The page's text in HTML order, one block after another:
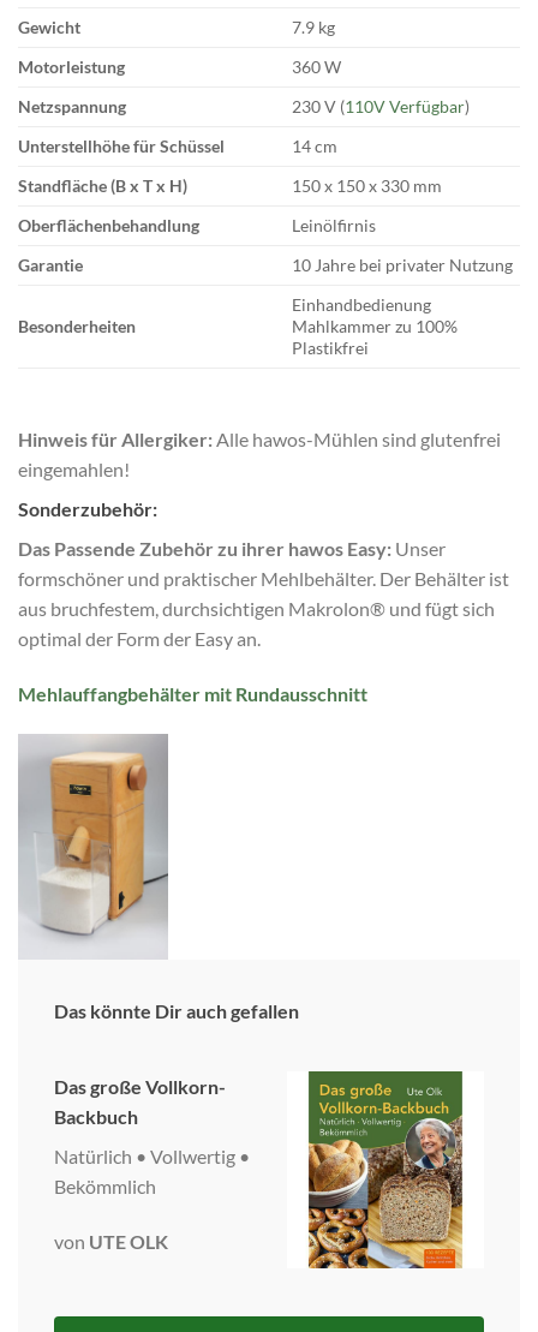
Gewicht
7.9 kg
Motorleistung
360 W
Netzspannung
230 V (110V Verfügbar)
Unterstellhöhe für Schüssel
14 cm
Standfläche (B x T x H)
150 x 150 x 330 mm
Oberflächenbehandlung
Leinölfirnis
Garantie
10 Jahre bei privater Nutzung
Besonderheiten
Einhandbedienung
Mahlkammer zu 100%
Plastikfrei
Hinweis für Allergiker:Alle hawos-Mühlen sind glutenfrei
eingemahlen!
Sonderzubehör:
Das Passende Zubehör zu ihrer hawos Easy: Unser
formschöner und praktischer Mehlbehälter. Der Behälter ist
aus bruchfestem, durchsichtigen Makrolon® und fügt sich
optimal der Form der Easy an.
Mehlauffangbehälter mit Rundausschnitt
Das könnte Dir auch gefallen
Das große Vollkorn-
Backbuch
Natürlich • Vollwertig •
Bekömmlich
von UTE OLK